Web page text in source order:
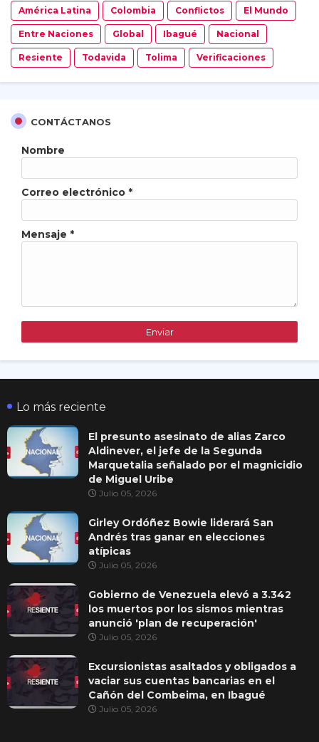
América Latina Colombia Conflictos El Mundo
Entre Naciones Global Ibagué Nacional
Resiente Todavida Tolima Verificaciones
CONTÁCTANOS
Nombre
Correo electrónico *
Mensaje *
Lo más reciente
El presunto asesinato de alias Zarco
Aldinever, el jefe de la Segunda
Marquetalia señalado por el magnicidio
de Miguel Uribe
Julio 05, 2026
Girley Ordóñez Bowie liderará San
Andrés tras ganar en elecciones
atípicas
Julio 05, 2026
Gobierno de Venezuela elevó a 3.342
los muertos por los sismos mientras
anunció 'plan de recuperación'
Julio 05, 2026
Excursionistas asaltados y obligados a
vaciar sus cuentas bancarias en el
Cañón del Combeima, en Ibagué
Julio 05, 2026